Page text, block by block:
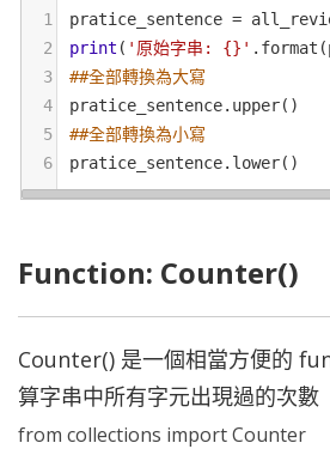
1 pratice_sentence =
2
print ( '原始字串: {}' . format (
3
##全部轉換為大寫
4
pratice_sentence. upper()
5
##全部轉換為小寫
6
pratice_sentence. lower()
Function: Counter()
Counter() 是一個相當方便的
算字串中所有字元出現過的次數
from collections import Counter